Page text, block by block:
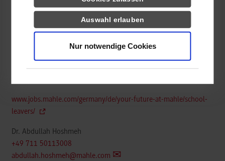
Auswahl erlauben
Nur notwendige Cookies
Elektrotechnik und Informationstechnik
Mauserstraße 3
www.jobs.mahle.com/germany/de/your-future-at-mahle/school-
leavers/
Dr. Abdullah Hoshmeh
+49 711 50113008
abdullah.hoshmeh@mahle.com